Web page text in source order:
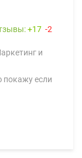
17
2
и
покажу если